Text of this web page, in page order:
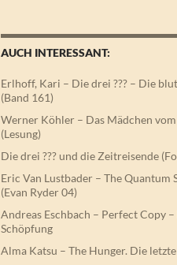
AUCH INTERESSANT:
Erlhoff, Kari – Die drei ??? – Die
(Band 161)
Werner Köhler – Das Mädchen
(Lesung)
Die drei ??? und die Zeitreisende
Eric Van Lustbader – The Quantum
(Evan Ryder 04)
Andreas Eschbach – Perfect Copy
Schöpfung
Alma Katsu – The Hunger. Die letzte